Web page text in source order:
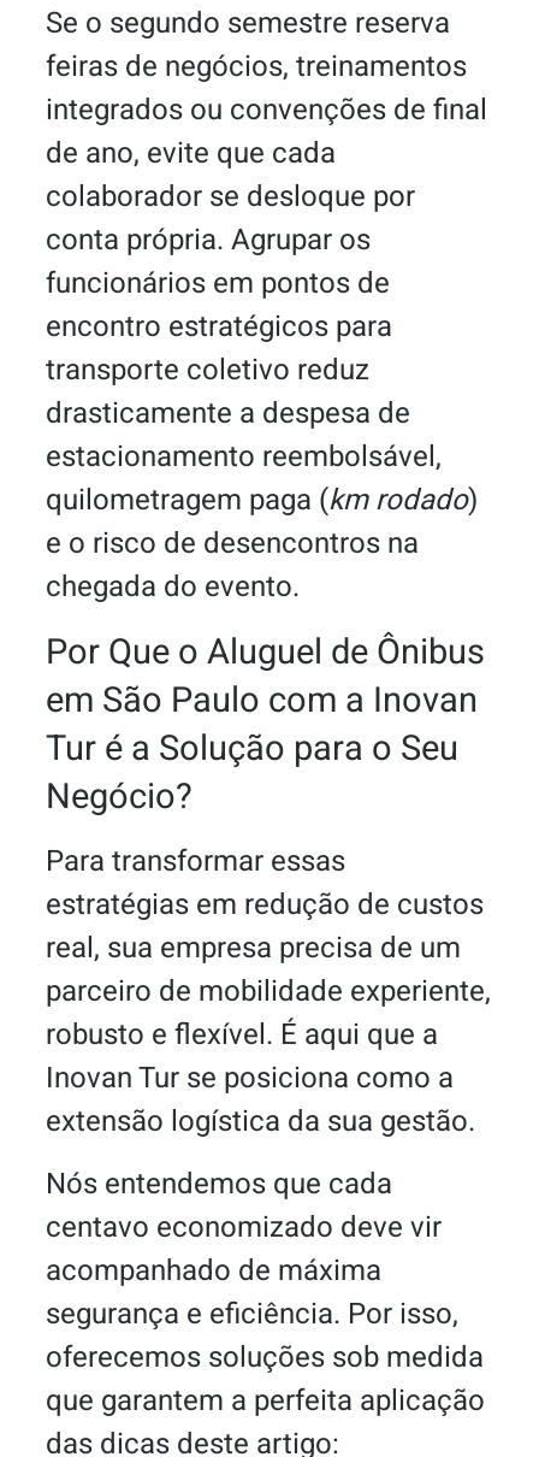
Se o segundo semestre reserva
feiras de negócios, treinamentos
integrados ou convenções de final
de ano, evite que cada
colaborador se desloque por
conta própria. Agrupar os
funcionários em pontos de
encontro estratégicos para
transporte coletivo reduz
drasticamente a despesa de
estacionamento reembolsável,
quilometragem paga (km rodado)
e o risco de desencontros na
chegada do evento.
Por Que o Aluguel de Ônibus
em São Paulo com a Inovan
Tur é a Solução para o Seu
Negócio?
Para transformar essas
estratégias em redução de custos
real, sua empresa precisa de um
parceiro de mobilidade experiente,
robusto e flexível. É aqui que a
Inovan Tur se posiciona como a
extensão logística da sua gestão.
Nós entendemos que cada
centavo economizado deve vir
acompanhado de máxima
segurança e eficiência. Por isso,
oferecemos soluções sob medida
que garantem a perfeita aplicação
das dicas deste artigo: